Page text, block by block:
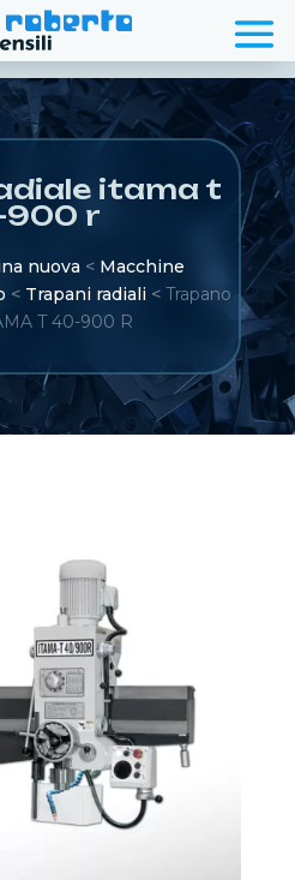
itama t
900 r
nuova < Macchine
< Trapani radiali < Trapano
T 40-900 R